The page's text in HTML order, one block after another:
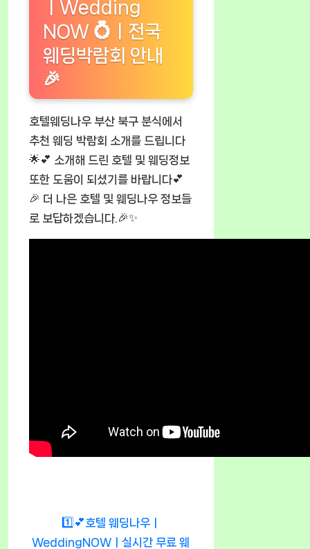
ㅣWedding
NOW 💍ㅣ전국
웨딩박람회 안내
🎉
호텔웨딩나우 부산 북구 분식에서
추천 웨딩 박람회 소개를 드립니다
🌟💕 소개해 드린 호텔 및 웨딩정보
또한 도움이 되셨기를 바랍니다💕
🎉 더 나은 호텔 및 웨딩나우 정보들
로 보답하겠습니다.🎉✨
1️⃣💕호텔 웨딩나우ㅣ
WeddingNOWㅣ실시간 무료 웨